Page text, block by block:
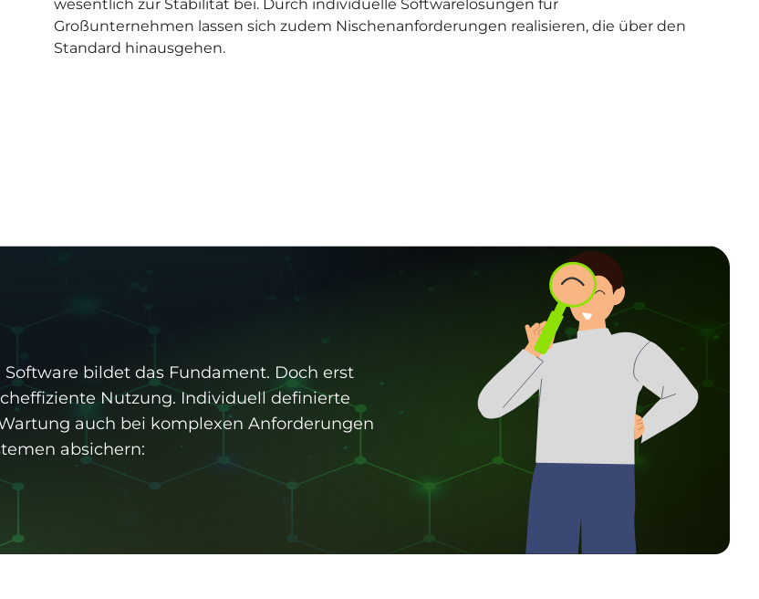
wesentlich zur Stabilität bei. Durch individuelle Softwarelösungen für
Großunternehmen lassen sich zudem Nischenanforderungen realisieren, die über den
Standard hinausgehen.
bildet das Fundament. Doch erst
Nutzung. Individuell definierte
auch bei komplexen Anforderungen
absichern: